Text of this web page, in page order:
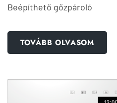
Beépíthető gőzpároló
TOVÁBB OLVASOM